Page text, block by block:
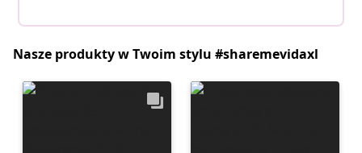
Nasze produkty w Twoim stylu #sharemevidaxl